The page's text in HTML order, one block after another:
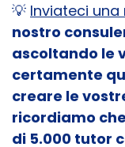
💡 Inviateci
nostro
ascoltando le
certamente
creare le
ricordiamo
di 5.000 tutor